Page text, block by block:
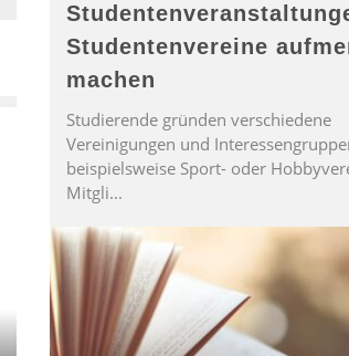
Studentenvereine
machen
Studierende gründen verschiedene
Vereinigungen und
beispielsweise Sport- oder
Mitgli...